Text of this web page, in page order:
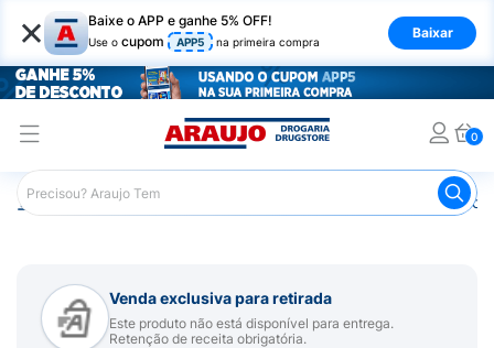
× Baixe o APP e ganhe 5% OFF!
Use o cupom APP5 na primeira compra
Baixar
0
Araujo Medicamentos
Venda exclusiva para retirada
Este produto não está disponível para entrega.
Retenção de receita obrigatória.